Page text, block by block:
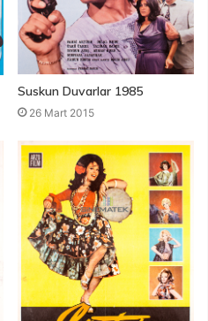
Suskun Duvarlar 1985
26 Mart 2015